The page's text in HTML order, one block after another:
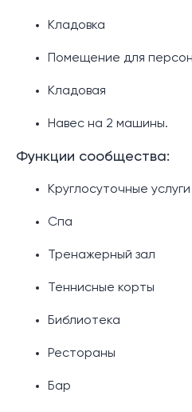
Кладовка
Помещение для
Кладовая
Навес на 2 машины.
Функции сообщества:
Круглосуточные
Спа
Тренажерный зал
Теннисные корты
Библиотека
Рестораны
Бар